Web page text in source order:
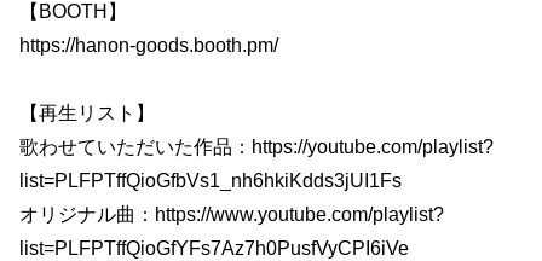
【BOOTH】
https://hanon-goods.booth.pm/
【再生リスト】
歌わせていただいた作品：https://youtube.com/playlist?
list=PLFPTffQioGfbVs1_nh6hkiKdds3jUI1Fs
オリジナル曲：https://www.youtube.com/playlist?
list=PLFPTffQioGfYFs7Az7h0PusfVyCPI6iVe